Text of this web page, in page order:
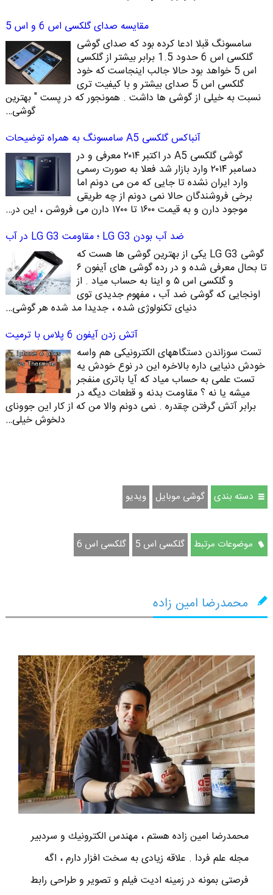
مقایسه صدای گلکسی اس 6 و اس 5
سامسونگ قبلا ادعا کرده بود که صدای گوشی
گلکسی اس 6 حدود 1.5 برابر بیشتر از گلکسی
اس 5 خواهد بود حالا جالب اینجاست که خود
گلکسی اس 5 صدای بیشتر و با کیفیت تری
نسبت به خیلی از گوشی ها داشت . همونجور که در پست " بهترین
گوشی…
آنباکس گلکسی A5 سامسونگ به همراه توضیحات
گوشی گلکسی A5 در اکتبر ۲۰۱۴ معرفی و در
دسامبر ۲۰۱۴ وارد بازار شد فعلا به صورت رسمی
وارد ایران نشده تا جایی که من می دونم اما
برخی فروشندگان حالا نمی دونم از چه طریقی
موجود دارن و به قیمت ۱۶۰۰ تا ۱۷۰۰ دارن می فروشن ، این در…
ضد آب بودن LG G3 ؛ مقاومت LG G3 در آب
گوشی LG G3 یکی از بهترین گوشی ها هست که
تا بحال معرفی شده و در رده گوشی های آیفون ۶
و گلکسی اس ۵ و اینا به حساب میاد . از
اونجایی که گوشی ضد آب ، مفهوم جدیدی توی
دنیای تکنولوژی شده ، جدیدا مد شده هر گوشی…
آتش زدن آیفون 6 پلاس با ترمیت
تست سوزاندن دستگاههای الکترونیکی هم واسه
خودش دنیایی داره بالاخره این در نوع خودش یه
تست علمی به حساب میاد که آیا باتری منفجر
میشه یا نه ؟ مقاومت بدنه و قطعات دیگه در
برابر آتش گرفتن چقدره . نمی دونم والا من که از کار این جوونای
دلخوش خیلی…
دسته بندی گوشی موبایل ویدیو
موضوعات مرتبط گلکسی اس 5 گلکسی اس 6
محمدرضا امین زاده
محمدرضا امين زاده هستم ، مهندس الكترونيك و سردبير
مجله علم فردا . علاقه زیادی به سخت افزار دارم ، اگه
فرصتی بمونه در زمینه ادیت فیلم و تصویر و طراحی رابط